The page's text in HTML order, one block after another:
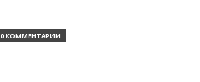
0 КОММЕНТАРИИ